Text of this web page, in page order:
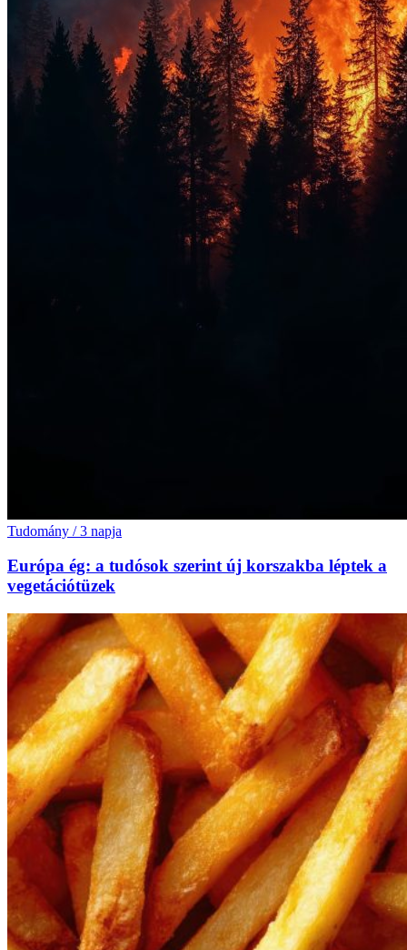
Tudomány / 3 napja
Európa ég: a tudósok szerint új korszakba léptek a
vegetációtüzek